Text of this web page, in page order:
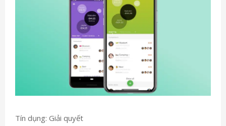
Tín dụng: Giải quyết